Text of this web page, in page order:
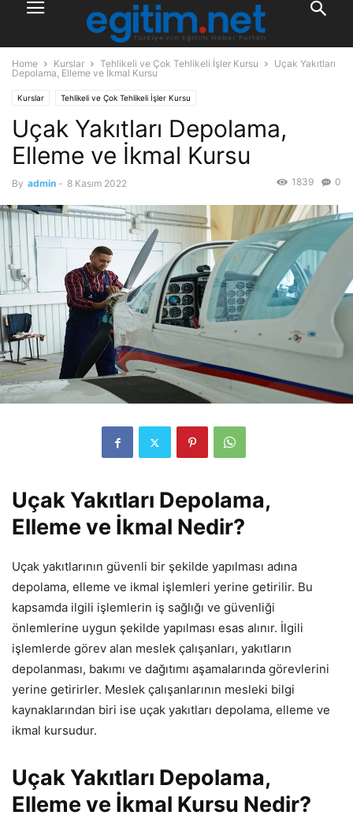
Home Kurslar Tehlikeli ve Çok Tehlikeli İşler Kursu
Uçak Yakıtları
Depolama, Elleme ve İkmal Kursu
Kurslar Tehlikeli ve Çok Tehlikeli İşler Kursu
Uçak Yakıtları Depolama,
Elleme ve İkmal Kursu
By admin - 8 Kasım 2022 0
1839
Uçak Yakıtları Depolama,
Elleme ve İkmal Nedir?
Uçak yakıtlarının güvenli bir şekilde yapılması adına
depolama, elleme ve ikmal işlemleri yerine getirilir. Bu
kapsamda ilgili işlemlerin iş sağlığı ve güvenliği
önlemlerine uygun şekilde yapılması esas alınır. İlgili
işlemlerde görev alan meslek çalışanları, yakıtların
depolanması, bakımı ve dağıtımı aşamalarında görevlerini
yerine getirirler. Meslek çalışanlarının mesleki bilgi
kaynaklarından biri ise uçak yakıtları depolama, elleme ve
ikmal kursudur.
Uçak Yakıtları Depolama,
Elleme ve İkmal Kursu Nedir?